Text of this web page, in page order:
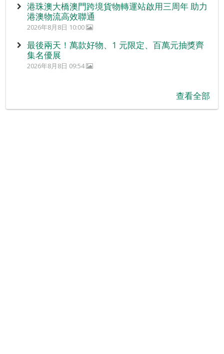
港珠澳大橋澳門跨境貨物轉運站啟用三周年 助力
港澳物流高效聯通
2026年8月8日 10:00
最後兩天！萬款好物、1 元限定、百萬元抽獎齊
集名優展
2026年8月8日 09:54
查看全部